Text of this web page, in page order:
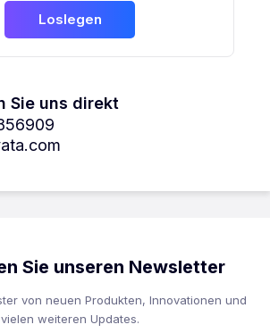
Loslegen
Sie uns direkt
Sie unseren Newsletter
von neuen Produkten, Innovationen und
vielen weiteren Updates.